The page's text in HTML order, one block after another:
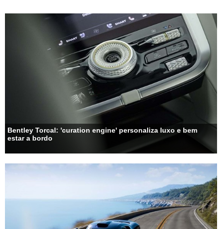
Bentley Torcal: 'curation engine' personaliza luxo e bem
estar a bordo